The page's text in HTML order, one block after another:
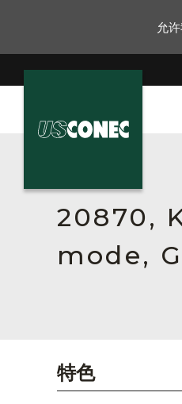
English Website
应用工程指导书 (AENs)
20870,
mode,
特色
允